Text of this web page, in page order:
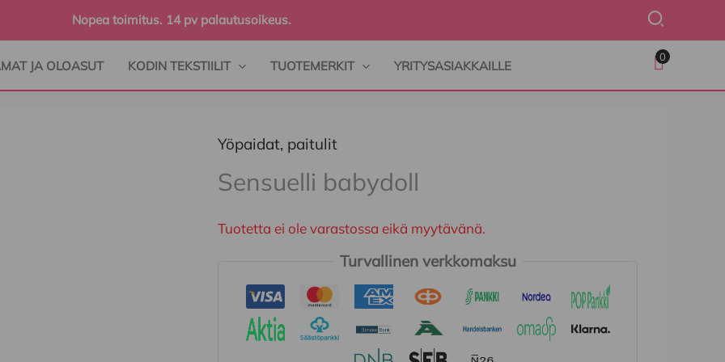
Nopea toimitus. 14 pv palautusoikeus. Hae
JA OLOASUT KODIN TEKSTIILIT TUOTEMERKIT YRITYSASIAKKAILLE
0
Yöpaidat, paitulit
Sensuelli babydoll
Tuotetta ei ole varastossa eikä myytävänä.
Turvallinen verkkomaksu